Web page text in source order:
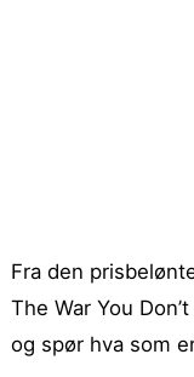
Fra den
The War You
og spør hva som